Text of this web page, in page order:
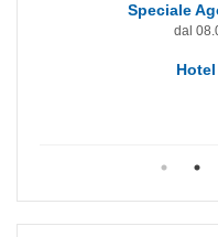
Speciale
dal